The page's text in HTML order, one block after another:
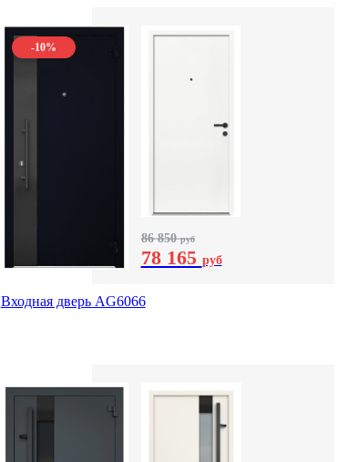
-10%
86 850руб
78 165 руб
Входная дверь AG6066